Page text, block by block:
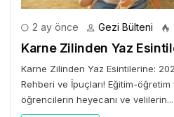
2 ay önce Gezi Bülteni
Karne Zilinden Yaz
Karne Zilinden Yaz Esintilerine:
Rehberi ve İpuçları! Eğitim-öğretim
öğrencilerin heyecanı ve velilerin...